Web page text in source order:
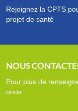
Rejoignez la CPTS
projet de santé
NOUS
Pour plus de
nous